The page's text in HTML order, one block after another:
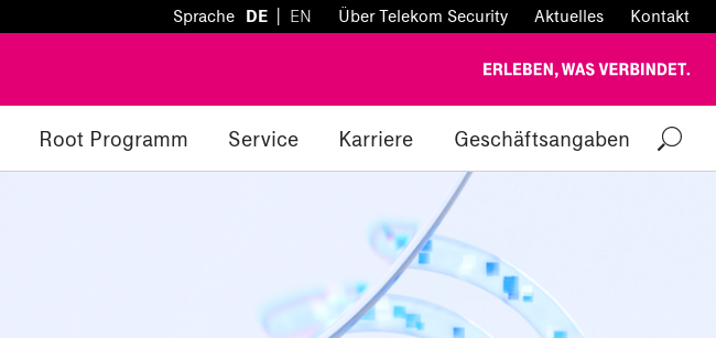
Sprache DE EN Über Telekom Security Aktuelles Kontakt
Root Programm Service Karriere Geschäftsangaben